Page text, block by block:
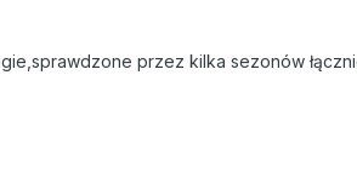
przez kilka sezonów